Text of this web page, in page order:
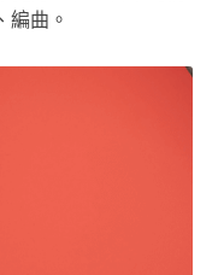
編曲。